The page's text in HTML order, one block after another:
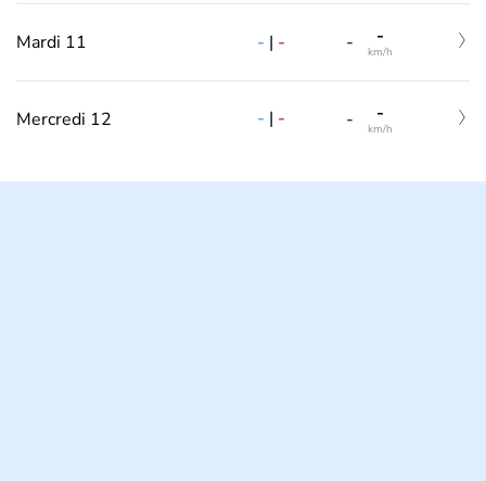
Mardi 11 - | - - -
km/h
Mercredi 12 - | - - -
km/h